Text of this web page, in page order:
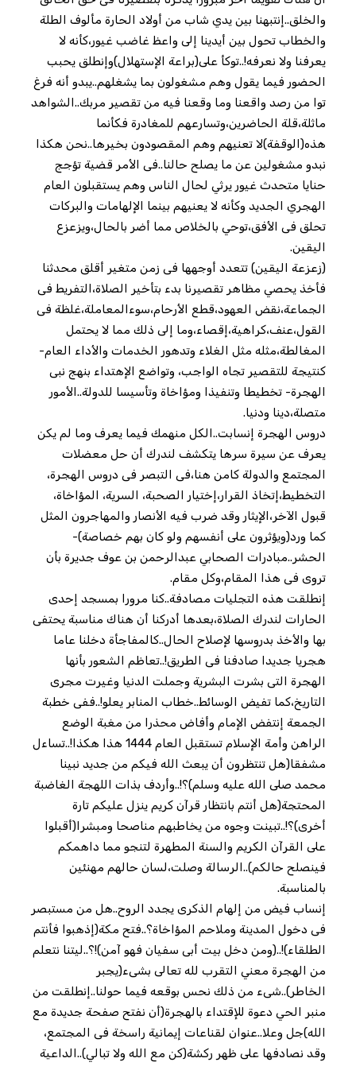
والخلق..إنتبهنا بين يدي شاب من أولاد الحارة مألوف الطلة
والخطاب تحول بين أيدينا إلى واعظ غاضب غيور،كأنه لا
يعرفنا ولا نعرفه!..توكأ على(براعة الإستهلال)وإنطلق يحبب
الحضور فيما يقول وهم مشغولون بما يشغلهم..يبدو أنه فرغ
توا من رصد واقعنا وما وقعنا فيه من تقصير مربك..الشواهد
ماثلة،قلة الحاضرين،وتسارعهم للمغادرة فكأنما
هذه(الوقفة)لا تعنيهم وهم المقصودون بخيرها..نحن هكذا
نبدو مشغولين عن ما يصلح حالنا..فى الأمر قضية تؤجج
حنايا متحدث غيور يرثي لحال الناس وهم يستقبلون العام
الهجري الجديد وكأنه لا يعنيهم بينما الإلهامات والبركات
تحلق فى الأفق،توحي بالخلاص مما أضر بالحال،ويزعزع
اليقين.
(زعزعة اليقين) تتعدد أوجهها فى زمن متغير أقلق محدثنا
فأخذ يحصي مظاهر تقصيرنا بدء بتأخير الصلاة،التفريط فى
الجماعة،نقض العهود،قطع الأرحام،سوءالمعاملة،غلظة فى
القول،عنف،كراهية،إقصاء،وما إلى ذلك مما لا يحتمل
المغالطة،مثله مثل الغلاء وتدهور الخدمات والأداء العام-
كنتيجة للتقصير تجاه الواجب، وتواضع الإهتداء بنهج نبى
الهجرة- تخطيطا وتنفيذا ومؤاخاة وتأسيسا للدولة..الأمور
متصلة،دينا ودنيا.
دروس الهجرة إنسابت..الكل منهمك فيما يعرف وما لم يكن
يعرف عن سيرة سرها يتكشف لندرك أن حل معضلات
المجتمع والدولة كامن هنا،فى التبصر فى دروس الهجرة،
التخطيط،إتخاذ القرار،إختيار الصحبة، السرية، المؤاخاة،
قبول الآخر،الإيثار وقد ضرب فيه الأنصار والمهاجرون المثل
كما ورد(ويؤثرون على أنفسهم ولو كان بهم خصاصة)-
الحشر..مبادرات الصحابي عبدالرحمن بن عوف جديرة بأن
تروى فى هذا المقام،وكل مقام.
إنطلقت هذه التجليات مصادفة..كنا مرورا بمسجد إحدى
الحارات لندرك الصلاة،بعدها أدركنا أن هناك مناسبة يحتفى
بها والأخذ بدروسها لإصلاح الحال..كالمفاجأة دخلنا عاما
هجريا جديدا صادفنا فى الطريق!..تعاظم الشعور بأنها
الهجرة التى بشرت البشرية وجملت الدنيا وغيرت مجرى
التاريخ،كما تفيض الوسائط..خطاب المنابر يعلو!..ففى خطبة
الجمعة إنتفض الإمام وأفاض محذرا من مغبة الوضع
الراهن وأمة الإسلام تستقبل العام 1444 هذا هكذا!..تساءل
مشفقا(هل تنتظرون أن يبعث الله فيكم من جديد نبينا
محمد صلى الله عليه وسلم)؟!..وأردف بذات اللهجة الغاضبة
المحتجة(هل أنتم بانتظار قرآن كريم ينزل عليكم تارة
أخرى)؟!..تبينت وجوه من يخاطبهم مناصحا ومبشرا(أقبلوا
على القرآن الكريم والسنة المطهرة لتنجو مما داهمكم
فينصلح حالكم)..الرسالة وصلت،لسان حالهم مهنئين
بالمناسبة.
إنساب فيض من إلهام الذكرى يجدد الروح..هل من مستبصر
فى دخول المدينة وملاحم المؤاخاة؟..فتح مكة(إذهبوا فأنتم
الطلقاء)!..(ومن دخل بيت أبى سفيان فهو آمن)!؟..ليتنا نتعلم
من الهجرة معني التقرب لله تعالى بشىء(يجبر
الخاطر)..شىء من ذلك نحس بوقعه فيما حولنا..إنطلقت من
منبر الحي دعوة للإقتداء بالهجرة(أن نفتح صفحة جديدة مع
الله)جل وعلا..عنوان لقناعات إيمانية راسخة فى المجتمع،
وقد نصادفها على ظهر ركشة(كن مع الله ولا تبالي)..الداعية